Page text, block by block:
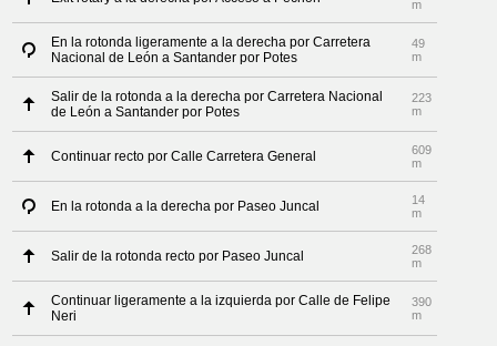
m
En la rotonda ligeramente a la derecha por Carretera
Nacional de León a Santander por Potes
49
m
Salir de la rotonda a la derecha por Carretera Nacional
de León a Santander por Potes
223
m
Continuar recto por Calle Carretera General
609
m
En la rotonda a la derecha por Paseo Juncal
14
m
Salir de la rotonda recto por Paseo Juncal
268
m
Continuar ligeramente a la izquierda por Calle de Felipe
Neri
390
m